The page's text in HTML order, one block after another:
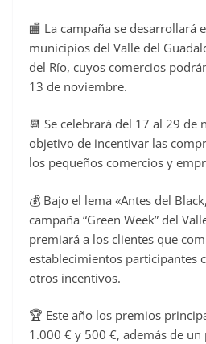
🏬 La campaña se desarrollará
municipios del Valle del
del Río, cuyos comercios
13 de noviembre.
📆 Se celebrará del 17 al 29 de
objetivo de incentivar las
los pequeños comercios y
💰 Bajo el lema «Antes del
campaña “Green Week” del
premiará a los clientes que
establecimientos participantes
otros incentivos.
🏆 Este año los premios
1.000 € y 500 €, además de